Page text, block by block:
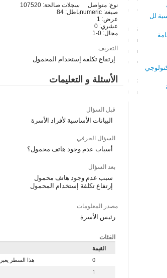
لل
نوع: متواصل
صيغة: numeric
عرض: 1
عشري: 0
مجال: 0-1
سجلات صالحة: 107520
باطل: 84
التعريف
إرتفاع تكلفة إستخدام المحمول
الأسئلة و التعليمات
قبل السؤال
البيانات الأساسية لأفراد الأسرة
السؤال الحرفي
أسباب عدم وجود هاتف محمول؟
بعد السؤال
سبب عدم وجود هاتف محمول
إرتفاع تكلفة إستخدام المحمول
مصدر المعلومات
رئيس الأسرة
الفئات
القيمة
0
هذا السطر
1